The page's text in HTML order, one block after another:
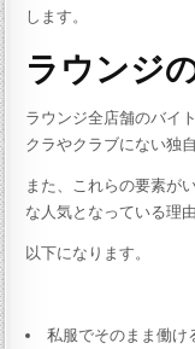
します。
ラウンジ
ラウンジ全店舗のバイ
クラやクラブにない独
また、これらの要素が
な人気となっている理
以下になります。
私服でそのまま働け